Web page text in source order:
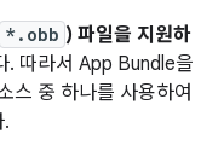
*.obb ) 파일을 지원하
. 따라서 App Bundle을
스 중 하나를 사용하여